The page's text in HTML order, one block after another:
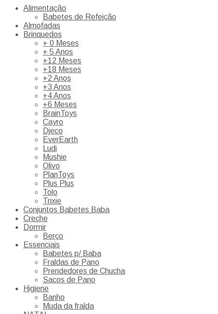
Alimentação
Babetes de Refeição
Almofadas
Brinquedos
+ 0 Meses
+ 5 Anos
+12 Meses
+18 Meses
+2 Anos
+3 Anos
+4 Anos
+6 Meses
BrainToys
Cayro
Djeco
EverEarth
Ludi
Mushie
Olivo
PlanToys
Plus Plus
Tolo
Trixie
Conjuntos Babetes Baba
Creche
Dormir
Berço
Essenciais
Babetes p/ Baba
Fraldas de Pano
Prendedores de Chucha
Sacos de Pano
Higiene
Banho
Muda da fralda